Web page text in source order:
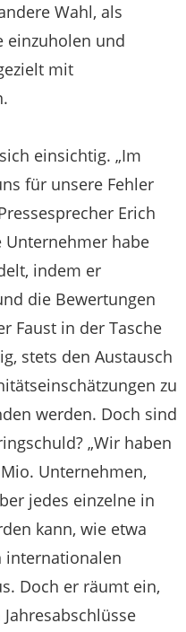
Wahl, als
einzuholen und
mit
einsichtig. „Im
für unsere Fehler
Erich
habe
indem er
die Bewertungen
Faust in der Tasche
stets den Austausch
zu
werden. Doch sind
„Wir haben
Unternehmen,
jedes einzelne in
kann, wie etwa
internationalen
Doch er räumt ein,